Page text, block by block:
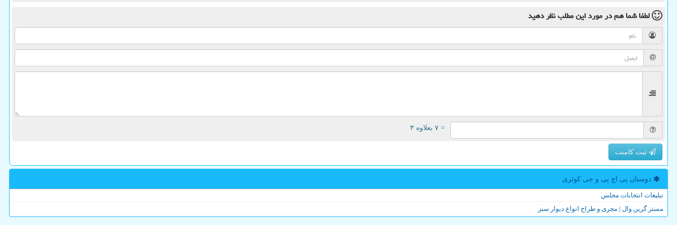
لطفا شما همدر مورد این مطلبنظر دهید
= ۷ بعلاوه ۳
ثبت کامنت
دوستان پی اچ پی و جی كوئری
تبلیغات انتخابات مجلس
مستر گرین وال | مجری و طراح انواع دیوار سبز